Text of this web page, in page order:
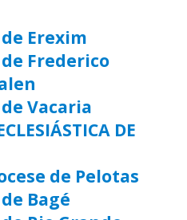
Erexim
Frederico
Vacaria
DE
de Pelotas
Bagé